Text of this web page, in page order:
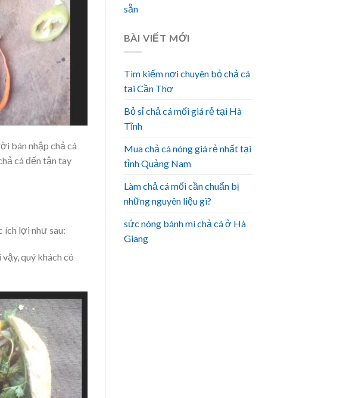
bán nhập chả cá
cá đến tận tay
ích lợi như sau:
quý khách có
sẵn
BÀI VIẾT MỚI
Tìm kiếm nơi chuyên bỏ chả cá
tại Cần Thơ
Bỏ sỉ chả cá mối giá rẻ tại Hà
Tĩnh
Mua chả cá nóng giá rẻ nhất tại
tỉnh Quảng Nam
Làm chả cá mối cần chuẩn bị
những nguyên liệu gì?
sức nóng bánh mì chả cá ở Hà
Giang